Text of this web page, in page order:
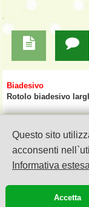
Questo sito
acconsenti
Informativa estesa
Accetta
 
Biadesivo
Rotolo biadesivo
MERCANTI IN
via Sacco e
22100 COMO